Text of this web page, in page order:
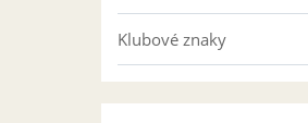
Klubové znaky